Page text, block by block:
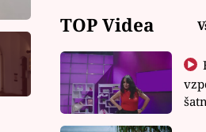
TOP Videa
Heidi Janků